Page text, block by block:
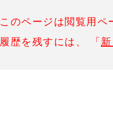
このページは閲覧用ペ
履歴を残すには、 「